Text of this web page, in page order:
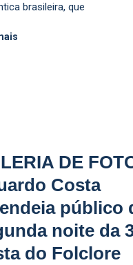
brasileira, que
DE
Costa
público
noite da
do Folclore